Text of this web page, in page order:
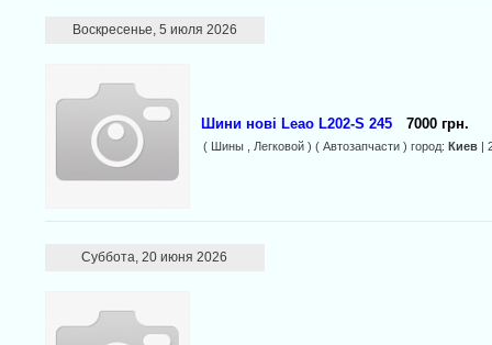
Воскресенье, 5 июля 2026
Шини нові Leao L202-S 245 7000 грн.
( Шины , Легковой ) ( Автозапчасти ) город: Киев|
Суббота, 20 июня 2026